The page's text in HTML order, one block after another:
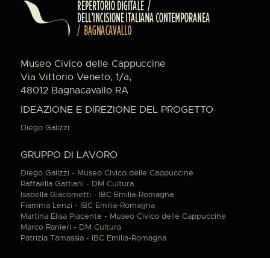
Museo Civico delle Cappuccine
Via Vittorio Veneto, 1/a,
48012 Bagnacavallo RA
IDEAZIONE E DIREZIONE DEL PROGETTO
Diego Galizzi
GRUPPO DI LAVORO
Diego Galizzi - Museo Civico delle Cappuccine
Raffaella Gattiani - DM Cultura
Isabella Giacometti - IBC Emilia-Romagna
Fiamma Lenzi - IBC Emilia-Romagna
Martina Elisa Piacente - Museo Civico delle Cappuccine
Marco Ranieri - DM Cultura
Patrizia Tamassia - IBC Emilia-Romagna